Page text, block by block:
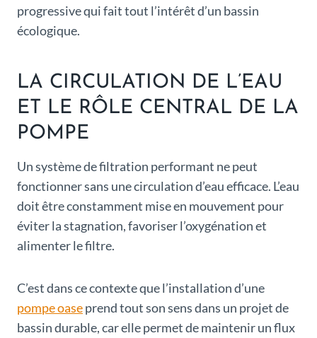
progressive qui fait tout l’intérêt d’un bassin
écologique.
LA CIRCULATION DE L’EAU
ET LE RÔLE CENTRAL DE LA
POMPE
Un système de filtration performant ne peut
fonctionner sans une circulation d’eau efficace. L’eau
doit être constamment mise en mouvement pour
éviter la stagnation, favoriser l’oxygénation et
alimenter le filtre.
C’est dans ce contexte que l’installation d’une
pompe oaseprend tout son sens dans un projet de
bassin durable, car elle permet de maintenir un flux